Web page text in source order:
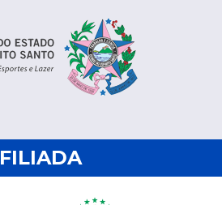
FILIADA